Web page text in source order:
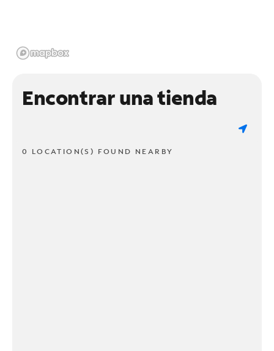
Encontrar una tienda
0 LOCATION(S) FOUND NEARBY